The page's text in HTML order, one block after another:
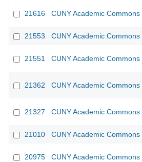
21616 CUNY Academic Commons
21553 CUNY Academic Commons
21551 CUNY Academic Commons
21362 CUNY Academic Commons
21327 CUNY Academic Commons
21010 CUNY Academic Commons
20975 CUNY Academic Commons